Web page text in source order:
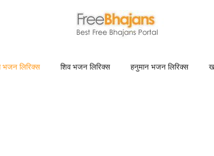
भजन लिरिक्स शिव भजन लिरिक्स हनुमान भजन लिरिक्स